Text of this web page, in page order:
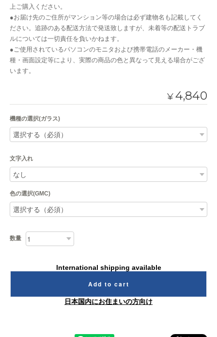
上ご購入ください。
●お届け先のご住所がマンション等の場合は必ず建物名も記載してく
ださい。追跡のある配送方法で発送致しますが、未着等の配送トラブ
ルについては一切責任を負いかねます。
●ご使用されているパソコンのモニタおよび携帯電話のメーカー・機
種・画面設定等により、実際の商品の色と異なって見える場合がござ
います。
¥4,840
機種の選択(ガラス)
文字入れ
色の選択(GMC)
数量
International shipping available
Add to cart
日本国内にお住まいの方向け